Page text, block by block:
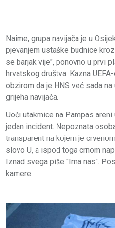
Naime, grupa navijača je u
pjevanjem ustaške budnice
se barjak vije", ponovno u prvi
hrvatskog društva. Kazna
obzirom da je HNS već sada
grijeha navijača.
Uoči utakmice na Pampas
jedan incident. Nepoznata
transparent na kojem je
slovo U, a ispod toga crnom
Iznad svega piše "Ima nas".
kamere.